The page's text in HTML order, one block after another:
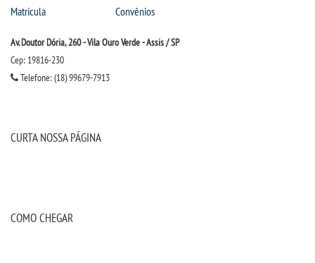
Matrícula
Convênios
Av. Doutor Dória, 260 - Vila Ouro Verde - Assis / SP
Cep: 19816-230
Telefone: (18) 99679-7913
CURTA NOSSA PÁGINA
COMO CHEGAR